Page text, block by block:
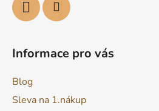
Informace pro vás
Blog
Sleva na 1.nákup